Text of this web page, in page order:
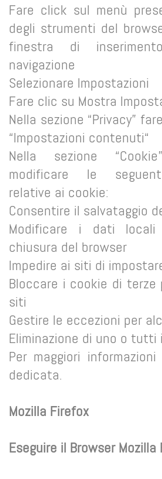
Fare click sul menù
degli strumenti del
finestra di
navigazione
Selezionare Impostazioni
Fare clic su Mostra
Nella sezione “Privacy”
“Impostazioni contenuti“
Nella sezione
modificare le
relative ai cookie:
Consentire il salvataggio
Modificare i dati
chiusura del browser
Impedire ai siti di
Bloccare i cookie di
siti
Gestire le eccezioni per
Eliminazione di uno o tutti
Per maggiori
dedicata.
Mozilla Firefox
Eseguire il Browser Mozilla